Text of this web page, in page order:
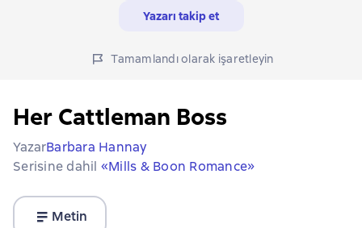
Yazarı takip et
Tamamlandı olarak işaretleyin
Her Cattleman Boss
YazarBarbara Hannay
Serisine dahil «Mills & Boon Romance»
Metin